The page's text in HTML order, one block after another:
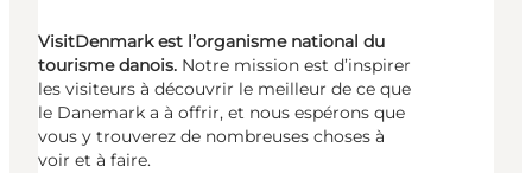
VisitDenmark est l’organisme national du
tourisme danois. Notre mission est d’inspirer
les visiteurs à découvrir le meilleur de ce que
le Danemark a à offrir, et nous espérons que
vous y trouverez de nombreuses choses à
voir et à faire.